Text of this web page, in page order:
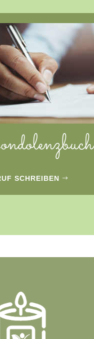
SCHREIBEN